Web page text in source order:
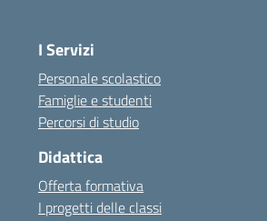
I Servizi
Personale scolastico
Famiglie e studenti
Percorsi di studio
Didattica
Offerta formativa
I progetti delle classi